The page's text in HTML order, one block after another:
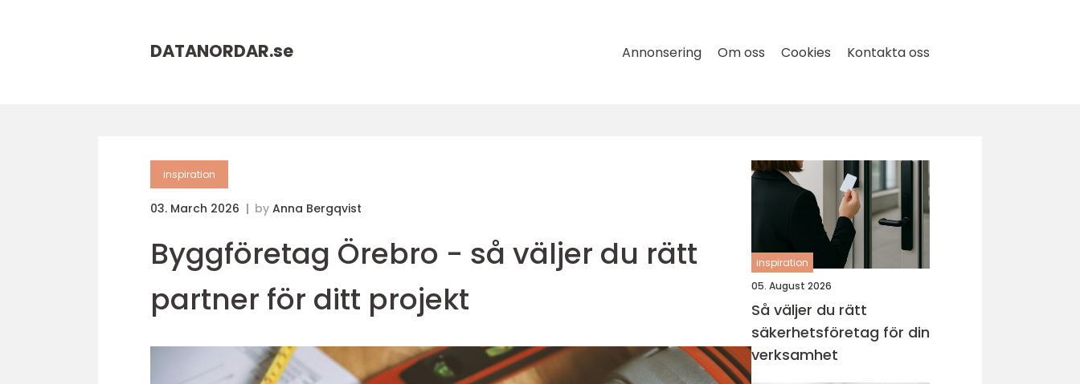
DATANORDAR.se Annonsering Om oss Cookies Kontakta oss
inspiration
03. March 2026 by Anna Bergqvist
Byggföretag Örebro - så väljer du rätt
partner för ditt projekt
inspiration
05. August 2026
Så väljer du rätt
säkerhetsföretag för din
verksamhet